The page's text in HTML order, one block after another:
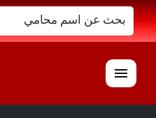
البحث
عن:
القائمة